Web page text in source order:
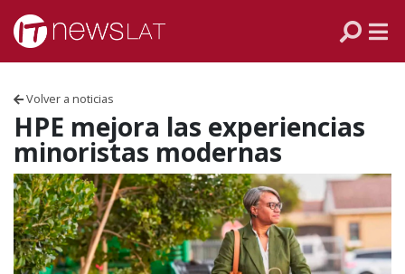
Skip to content
Volver a noticias
HPE mejora las experiencias
minoristas modernas
ECUADOR
PERÚ
CHILE